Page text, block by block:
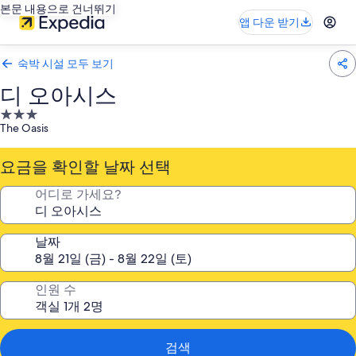
본문 내용으로 건너뛰기
앱 다운 받기
숙박 시설 모두 보기
디 오아시스
3.0
성
급
숙
박
설
The Oasis
요금을 확인할 날짜 선택
어디로 가세요?
날짜
인원 수
검색